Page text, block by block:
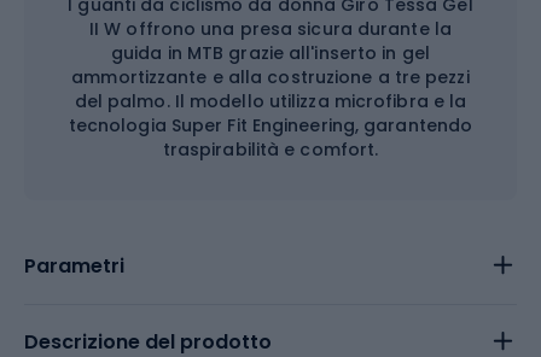
II W offrono una presa sicura durante la
guida in MTB grazie all'inserto in gel
ammortizzante e alla costruzione a tre pezzi
del palmo. Il modello utilizza microfibra e la
tecnologia Super Fit Engineering, garantendo
traspirabilità e comfort.
Parametri
Descrizione del prodotto